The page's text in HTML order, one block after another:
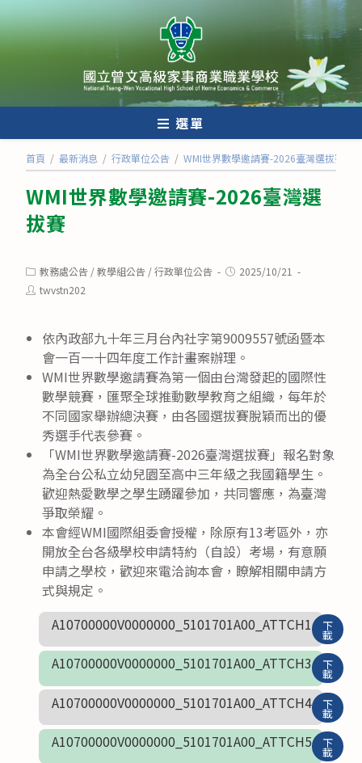
跳
轉
至
內
選單
首頁 / 最新消息 / 行政單位公告 / WMI世界數學邀請賽-2026臺灣選拔賽
WMI世界數學邀請賽-2026臺灣選
拔賽
Post
category:
教務處公告 /教學組公告 /行政單位公告
Post2025/10/21
Posttwvstn202
依內政部九十年三月台內社字第9009557號函暨本
會一百一十四年度工作計畫案辦理。
WMI世界數學邀請賽為第一個由台灣發起的國際性
數學競賽，匯聚全球推動數學教育之組織，每年於
不同國家舉辦總決賽，由各國選拔賽脫穎而出的優
秀選手代表參賽。
「WMI世界數學邀請賽-2026臺灣選拔賽」報名對象
為全台公私立幼兒園至高中三年級之我國籍學生。
歡迎熱愛數學之學生踴躍參加，共同響應，為臺灣
爭取榮耀。
本會經WMI國際組委會授權，除原有13考區外，亦
開放全台各級學校申請特約（自設）考場，有意願
申請之學校，歡迎來電洽詢本會，瞭解相關申請方
式與規定。
A10700000V0000000_5101701A00_ATTCH1
下
載
A10700000V0000000_5101701A00_ATTCH3 下
載
A10700000V0000000_5101701A00_ATTCH4 下
載
A10700000V0000000_5101701A00_ATTCH5 下
載